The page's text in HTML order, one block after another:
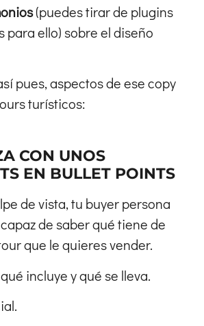
(puedes tirar de plugins
para ello) sobre el diseño
pues, aspectos de ese copy
turísticos:
CON UNOS
EN BULLET POINTS
de vista, tu buyer persona
de saber qué tiene de
que le quieres vender.
incluye y qué se lleva.